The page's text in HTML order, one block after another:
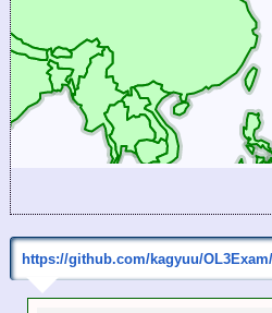
https://github.com/kagyuu/